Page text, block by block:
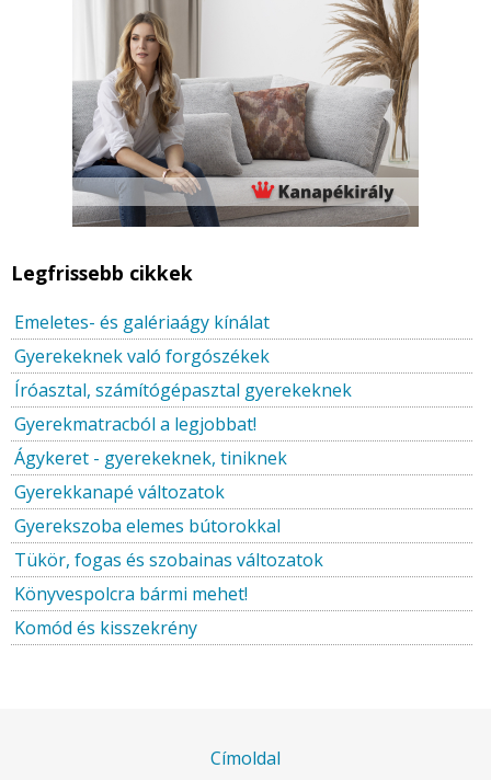
Legfrissebb cikkek
Emeletes- és galériaágy kínálat
Gyerekeknek való forgószékek
Íróasztal, számítógépasztal gyerekeknek
Gyerekmatracból a legjobbat!
Ágykeret - gyerekeknek, tiniknek
Gyerekkanapé változatok
Gyerekszoba elemes bútorokkal
Tükör, fogas és szobainas változatok
Könyvespolcra bármi mehet!
Komód és kisszekrény
Címoldal